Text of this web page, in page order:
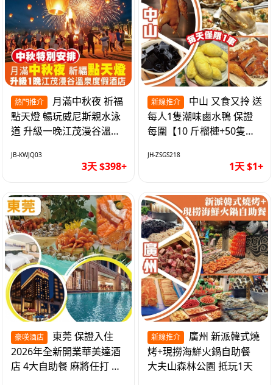
熱門推介
點天燈 暢玩威尼斯親水泳
道 升級一晚江茂漫谷溫泉
純玩3天
JB-KWJQ03
3天 $398+
新線推介
每人1隻潮味鹵水鴨 保證
每圍【10 斤榴槤+50隻湛
1天
JH-ZSGS218
1天 $1+
豪嘆酒店
2026年全新開業華美達酒
店 4大自助餐 麻將任打 抵
新線推介
烤+現撈海鮮火鍋自助餐
大夫山森林公園 抵玩1天